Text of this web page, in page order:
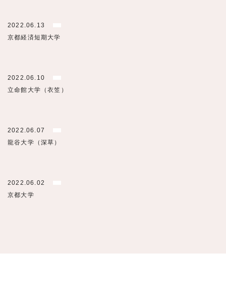
2022.06.13
京都経済短期大学
2022.06.10
立命館大学（衣笠）
2022.06.07
龍谷大学（深草）
2022.06.02
京都大学